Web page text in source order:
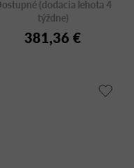
(dodacia lehota 4
týždne)
381,36 €